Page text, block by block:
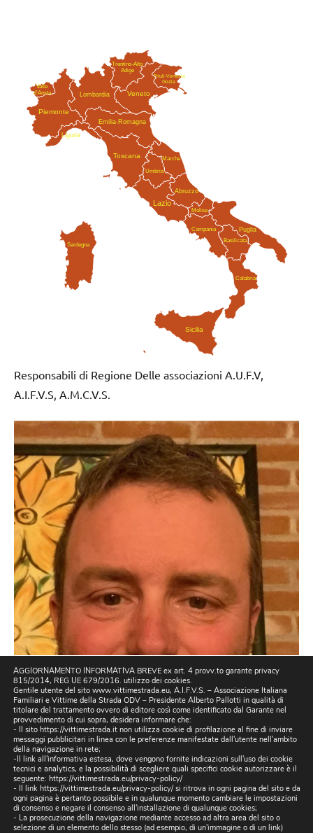
Abruzzo
Valle
d'Aosta
Puglia
Basilicata
Calabria
Campania
Emilia-Romagna
Friuli-Venezia
Giulia
Lazio
Liguria
Lombardia
Marche
Molise
Piemonte
Sardegna
Sicilia
Trentino-Alto
Adige
Toscana
Umbria
Veneto
Responsabili di Regione Delle associazioni A.U.F.V,
A.I.F.V.S, A.M.C.V.S.
AGGIORNAMENTO INFORMATIVA BREVE ex art. 4 provv.to garante privacy
815/2014, REG UE 679/2016. utilizzo dei cookies.
Gentile utente del sito www.vittimestrada.eu, A.I.F.V.S. – Associazione Italiana
Familiari e Vittime della Strada ODV – Presidente Alberto Pallotti in qualità di
titolare del trattamento ovvero di editore così come identificato dal Garante nel
provvedimento di cui sopra, desidera informare che:
- Il sito https://vittimestrada.it non utilizza cookie di profilazione al fine di inviare
messaggi pubblicitari in linea con le preferenze manifestate dall'utente nell'ambito
della navigazione in rete;
-Il link all'informativa estesa, dove vengono fornite indicazioni sull'uso dei cookie
tecnici e analytics, e la possibilità di scegliere quali specifici cookie autorizzare è il
seguente: https://vittimestrada.eu/privacy-policy/
- Il link https://vittimestrada.eu/privacy-policy/ si ritrova in ogni pagina del sito e da
ogni pagina è pertanto possibile e in qualunque momento cambiare le impostazioni
di consenso e negare il consenso all'installazione di qualunque cookies;
- La prosecuzione della navigazione mediante accesso ad altra area del sito o
selezione di un elemento dello stesso (ad esempio, di un'immagine o di un link)